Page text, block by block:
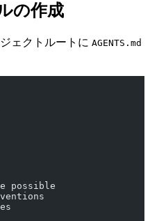
の作成
ェクトルートに AGENTS.md
possible